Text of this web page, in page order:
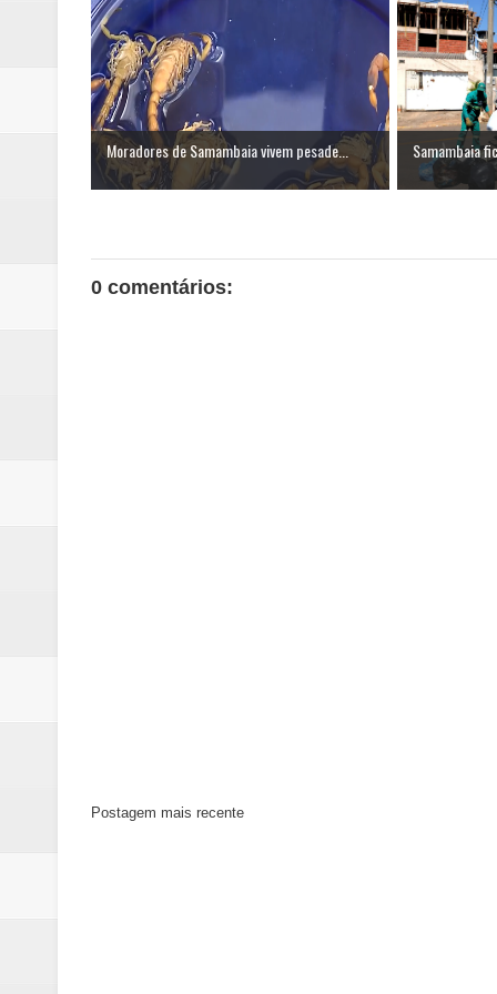
Moradores de Samambaia vivem pesade... Samambaia
0 comentários:
Postagem mais recente